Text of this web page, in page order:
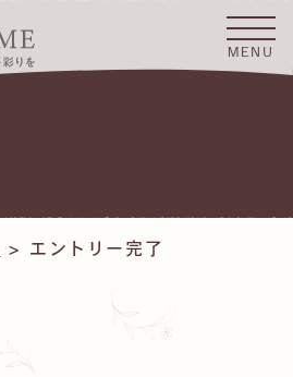
MENU
TOP
施工実績
エントリー完了